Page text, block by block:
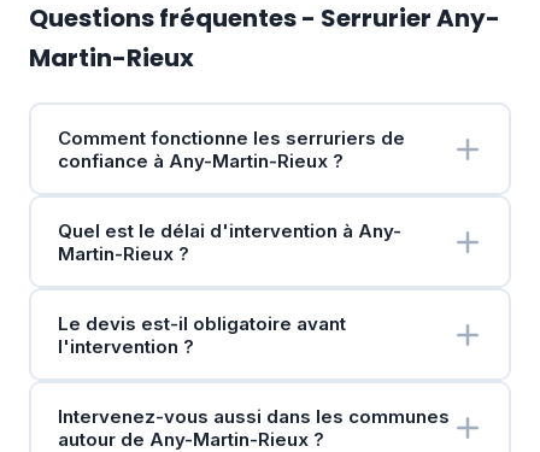
Questions fréquentes - Serrurier Any-
Martin-Rieux
Comment fonctionne les serruriers de
confiance à Any-Martin-Rieux ?
Quel est le délai d'intervention à Any-
Martin-Rieux ?
Le devis est-il obligatoire avant
l'intervention ?
Intervenez-vous aussi dans les communes
autour de Any-Martin-Rieux ?